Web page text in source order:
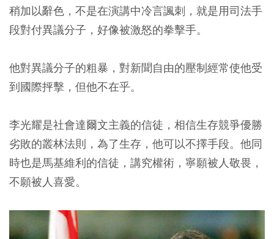
稍加以辭色，不是在演講中冷言諷刺，就是用司法手
段對付異議分子，好像被激怒的拳擊手。
他對異議分子的粗暴，對新聞自由的壓制經常使他受
到國際抨擊，但他不在乎。
李光耀是社會達爾文主義的信徒，相信生存競爭優勝
劣敗的叢林法則，為了生存，他可以不擇手段。他同
時也是馬基維利的信徒，講究權術，寧願被人敬畏，
不願被人喜愛。